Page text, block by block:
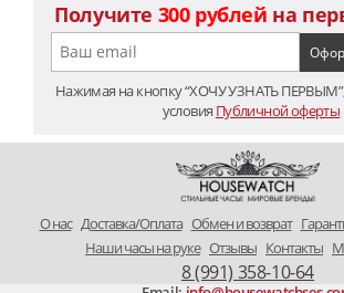
Получите 300 рублей на
Нажимая на кнопку “ХОЧУ УЗНАТЬ
условия Публичной оферты
O нас Доставка/Оплата Обмен и возврат
Наши часы на руке Отзывы Контакты
8 (991) 358-10-64